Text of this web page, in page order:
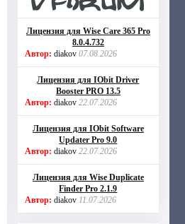
Лицензия для Wise Care 365 Pro
8.0.4.732
Автор: diakov 07.08.2026
Лицензия для IObit Driver
Booster PRO 13.5
Автор: diakov 22.07.2026
Лицензия для IObit Software
Updater Pro 9.0
Автор: diakov 22.07.2026
Лицензия для Wise Duplicate
Finder Pro 2.1.9
Автор: diakov 11.07.2026